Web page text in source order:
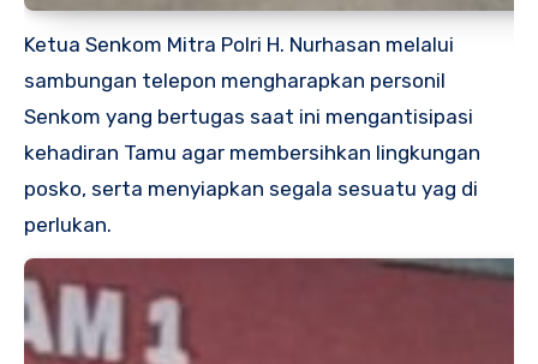
Ketua Senkom Mitra Polri H. Nurhasan melalui
sambungan telepon mengharapkan personil
Senkom yang bertugas saat ini mengantisipasi
kehadiran Tamu agar membersihkan lingkungan
posko, serta menyiapkan segala sesuatu yag di
perlukan.